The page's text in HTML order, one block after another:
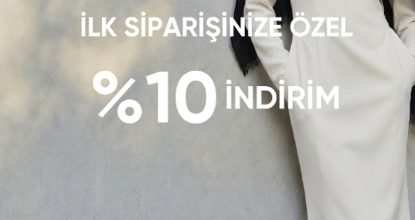
ARMND133050110
Fiyat Düşünce Haber Ver